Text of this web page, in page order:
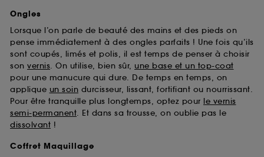
Ongles
Lorsque l’on parle de beauté des mains et des pieds on
pense immédiatement à des ongles parfaits ! Une fois qu’ils
sont coupés, limés et polis, il est temps de penser à choisir
son vernis. On utilise, bien sûr, une base et un top-coat
pour une manucure qui dure. De temps en temps, on
applique un soin durcisseur, lissant, fortifiant ou nourrissant.
Pour être tranquille plus longtemps, optez pour le vernis
semi-permanent. Et dans sa trousse, on oublie pas le
dissolvant !
Coffret Maquillage
utilisés,